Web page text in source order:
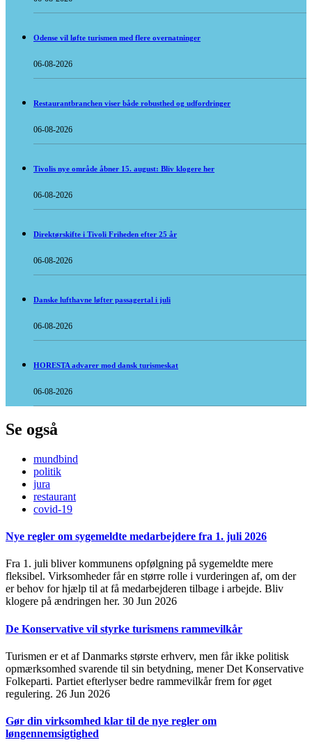
Odense vil løfte turismen med flere overnatninger
06-08-2026
Restaurantbranchen viser både robusthed og udfordringer
06-08-2026
Tivolis nye område åbner 15. august: Bliv klogere her
06-08-2026
Direktørskifte i Tivoli Friheden efter 25 år
06-08-2026
Danske lufthavne løfter passagertal i juli
06-08-2026
HORESTA advarer mod dansk turismeskat
06-08-2026
Se også
mundbind
politik
jura
restaurant
covid-19
Nye regler om sygemeldte medarbejdere fra 1. juli 2026
Fra 1. juli bliver kommunens opfølgning på sygemeldte mere
fleksibel. Virksomheder får en større rolle i vurderingen af, om der
er behov for hjælp til at få medarbejderen tilbage i arbejde. Bliv
klogere på ændringen her. 30 Jun 2026
De Konservative vil styrke turismens rammevilkår
Turismen er et af Danmarks største erhverv, men får ikke politisk
opmærksomhed svarende til sin betydning, mener Det Konservative
Folkeparti. Partiet efterlyser bedre rammevilkår frem for øget
regulering. 26 Jun 2026
Gør din virksomhed klar til de nye regler om
løngennemsigtighed